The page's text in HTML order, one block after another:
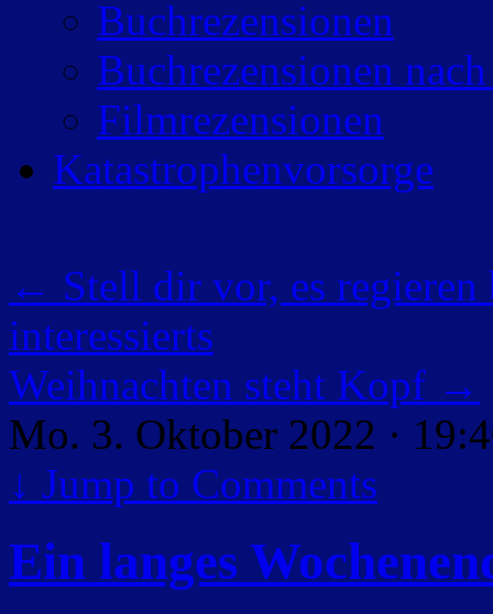
Buchrezensionen
Buchrezensionen
Filmrezensionen
Katastrophenvorsorge
← Stell dir vor, es
interessierts
Weihnachten steht Kopf →
Mo. 3. Oktober 2022 ·
↓ Jump to Comments
Ein langes